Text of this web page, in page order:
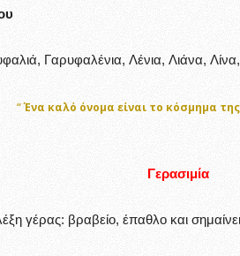
Γαρυφαλένια, Λένια, Λιάνα,
“Ένα καλό όνομα είναι το κόσμημα
Γερασιμία
γέρας: βραβείο, έπαθλο και σημαίνει